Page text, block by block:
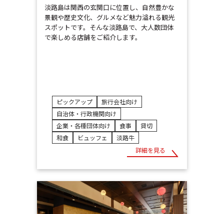
淡路島は関西の玄関口に位置し、自然豊かな
景観や歴史文化、グルメなど魅力溢れる観光
スポットです。そんな淡路島で、大人数団体
で楽しめる店舗をご紹介します。
ピックアップ
旅行会社向け
自治体・行政機関向け
企業・各種団体向け
食事
貸切
和食
ビュッフェ
淡路牛
詳細を見る